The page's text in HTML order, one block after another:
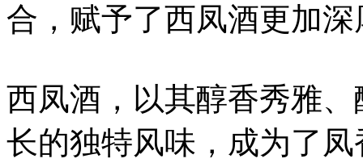
合，赋予了西凤酒更加
西凤酒，以其醇香秀雅
长的独特风味，成为了